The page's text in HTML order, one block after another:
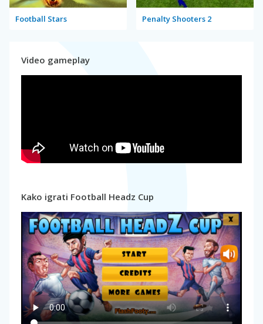
Football Stars Penalty Shooters 2
Video gameplay
Kako igrati Football Headz Cup